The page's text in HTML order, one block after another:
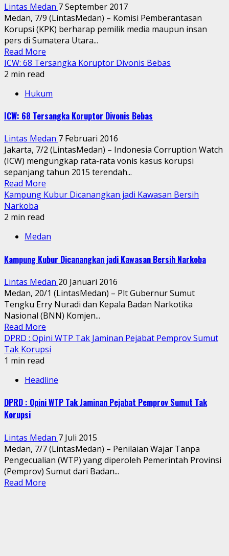
Lintas Medan 7 September 2017
Medan, 7/9 (LintasMedan) – Komisi Pemberantasan
Korupsi (KPK) berharap pemilik media maupun insan
pers di Sumatera Utara...
Read More
ICW: 68 Tersangka Koruptor Divonis Bebas
2 min read
Hukum
ICW: 68 Tersangka Koruptor Divonis Bebas
Lintas Medan 7 Februari 2016
Jakarta, 7/2 (LintasMedan) – Indonesia Corruption Watch
(ICW) mengungkap rata-rata vonis kasus korupsi
sepanjang tahun 2015 terendah...
Read More
Kampung Kubur Dicanangkan jadi Kawasan Bersih
Narkoba
2 min read
Medan
Kampung Kubur Dicanangkan jadi Kawasan Bersih Narkoba
Lintas Medan 20 Januari 2016
Medan, 20/1 (LintasMedan) – Plt Gubernur Sumut
Tengku Erry Nuradi dan Kepala Badan Narkotika
Nasional (BNN) Komjen...
Read More
DPRD : Opini WTP Tak Jaminan Pejabat Pemprov Sumut
Tak Korupsi
1 min read
Headline
DPRD : Opini WTP Tak Jaminan Pejabat Pemprov Sumut Tak
Korupsi
Lintas Medan 7 Juli 2015
Medan, 7/7 (LintasMedan) – Penilaian Wajar Tanpa
Pengecualian (WTP) yang diperoleh Pemerintah Provinsi
(Pemprov) Sumut dari Badan...
Read More